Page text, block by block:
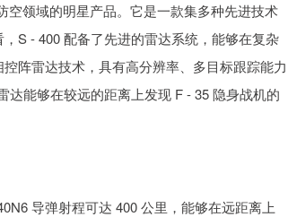
空领域的明星产品。它是一款集多种先进技术
S - 400 配备了先进的雷达系统，能够在复杂
阵雷达技术，具有高分辨率、多目标跟踪能力
能够在较远的距离上发现 F - 35 隐身战机的
导弹射程可达 400 公里，能够在远距离上